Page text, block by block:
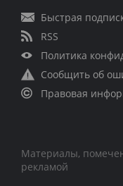
Быстрая
RSS
Политика
Сообщить об
Правовая
Материалы,
рекламой